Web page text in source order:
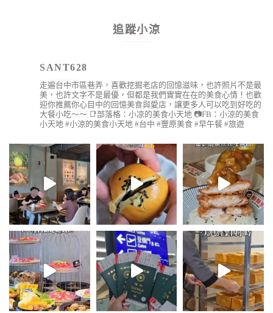
追蹤小涼
SANT628
走遍台中市區巷弄，喜歡挖掘老店的回憶滋味，也許照片不是最
美，也許文字不是最優，但都是我們實實在在的美食心情！也歡
迎你推薦你心目中的回憶美食與愛店，讓更多人可以吃到好吃的
大餐小吃～～ 📑部落格：小凉的美食小天地 📷FB：小涼的美食
小天地 #小涼的美食小天地 #台中 #豐原美食 #早午餐 #旅遊